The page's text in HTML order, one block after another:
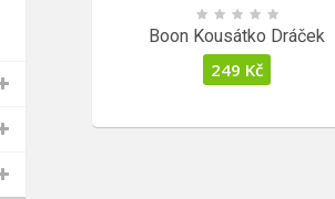
Boon Kousátko Dráček
249 Kč